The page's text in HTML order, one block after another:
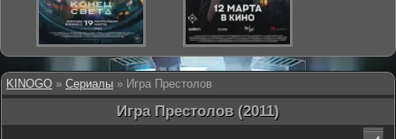
KINOGO » Сериалы » Игра Престолов
Игра Престолов (2011)